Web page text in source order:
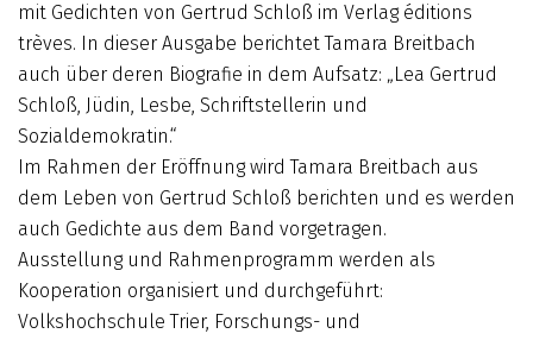
mit Gedichten von Gertrud Schloß im Verlag éditions
trèves. In dieser Ausgabe berichtet Tamara Breitbach
auch über deren Biografie in dem Aufsatz: „Lea Gertrud
Schloß, Jüdin, Lesbe, Schriftstellerin und
Sozialdemokratin.“
Im Rahmen der Eröffnung wird Tamara Breitbach aus
dem Leben von Gertrud Schloß berichten und es werden
auch Gedichte aus dem Band vorgetragen.
Ausstellung und Rahmenprogramm werden als
Kooperation organisiert und durchgeführt:
Volkshochschule Trier, Forschungs- und